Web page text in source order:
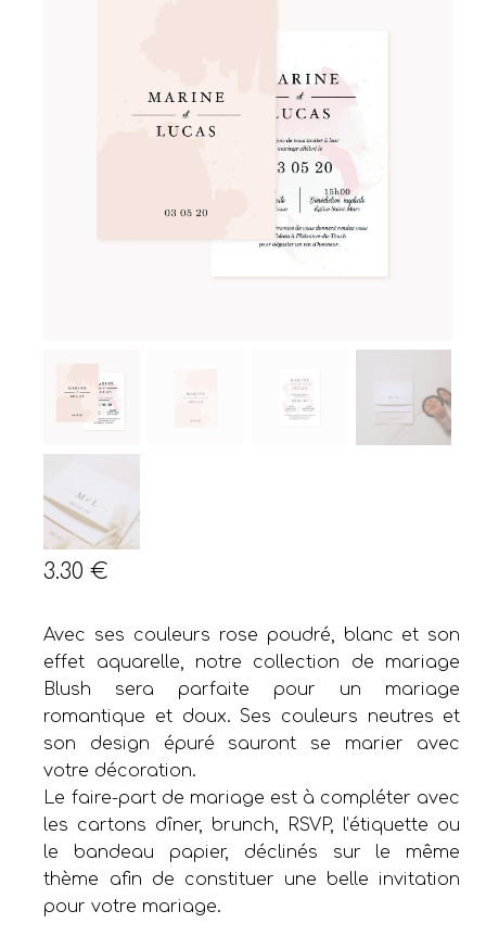
3.30€
Avec ses couleurs rose poudré, blanc et son
effet aquarelle, notre collection de mariage
Blush sera parfaite pour un mariage
romantique et doux. Ses couleurs neutres et
son design épuré sauront se marier avec
votre décoration.
Le faire-part de mariage est à compléter avec
les cartons dîner, brunch, RSVP, l’étiquette ou
le bandeau papier, déclinés sur le même
thème afin de constituer une belle invitation
pour votre mariage.